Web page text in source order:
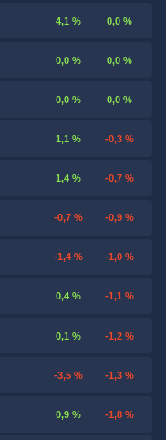
4,1 % 0,0 %
0,0 % 0,0 %
0,0 % 0,0 %
1,1 % -0,3 %
1,4 % -0,7 %
-0,7 % -0,9 %
-1,4 % -1,0 %
0,4 % -1,1 %
0,1 % -1,2 %
-3,5 % -1,3 %
0,9 % -1,8 %